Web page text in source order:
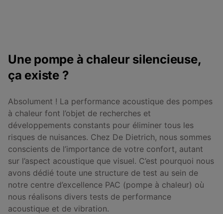
Une pompe à chaleur silencieuse,
ça existe ?
Absolument ! La performance acoustique des pompes
à chaleur font l’objet de recherches et
développements constants pour éliminer tous les
risques de nuisances. Chez De Dietrich, nous sommes
conscients de l’importance de votre confort, autant
sur l’aspect acoustique que visuel. C’est pourquoi nous
avons dédié toute une structure de test au sein de
notre centre d’excellence PAC (pompe à chaleur) où
nous réalisons divers tests de performance
acoustique et de vibration.